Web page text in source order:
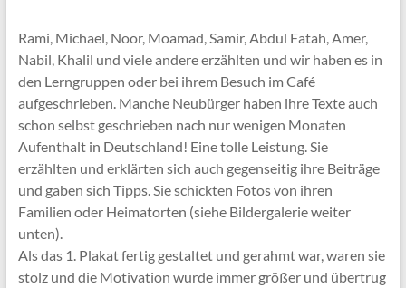
Rami, Michael, Noor, Moamad, Samir, Abdul Fatah, Amer,
Nabil, Khalil und viele andere erzählten und wir haben es in
den Lerngruppen oder bei ihrem Besuch im Café
aufgeschrieben. Manche Neubürger haben ihre Texte auch
schon selbst geschrieben nach nur wenigen Monaten
Aufenthalt in Deutschland! Eine tolle Leistung. Sie
erzählten und erklärten sich auch gegenseitig ihre Beiträge
und gaben sich Tipps. Sie schickten Fotos von ihren
Familien oder Heimatorten (siehe Bildergalerie weiter
unten).
Als das 1. Plakat fertig gestaltet und gerahmt war, waren sie
stolz und die Motivation wurde immer größer und übertrug